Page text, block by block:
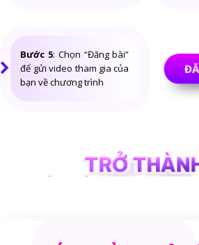
Bước 5: Chọn “Đăng bài”
để gửi video tham gia của
bạn về chương trình